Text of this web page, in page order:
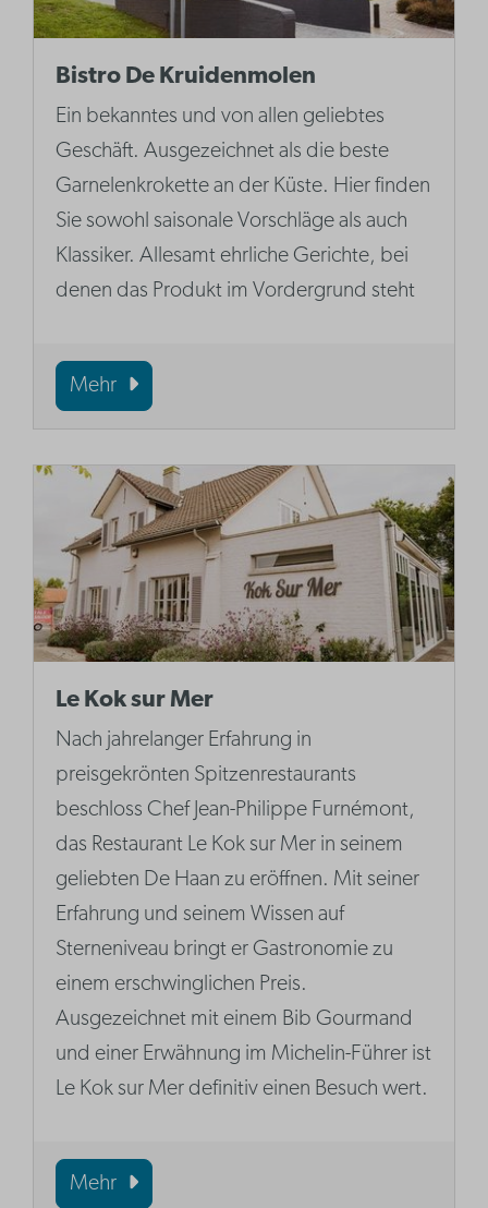
Bistro De Kruidenmolen
Ein bekanntes und von allen geliebtes
Geschäft. Ausgezeichnet als die beste
Garnelenkrokette an der Küste. Hier finden
Sie sowohl saisonale Vorschläge als auch
Klassiker. Allesamt ehrliche Gerichte, bei
denen das Produkt im Vordergrund steht
Mehr
Le Kok sur Mer
Nach jahrelanger Erfahrung in
preisgekrönten Spitzenrestaurants
beschloss Chef Jean-Philippe Furnémont,
das Restaurant Le Kok sur Mer in seinem
geliebten De Haan zu eröffnen. Mit seiner
Erfahrung und seinem Wissen auf
Sterneniveau bringt er Gastronomie zu
einem erschwinglichen Preis.
Ausgezeichnet mit einem Bib Gourmand
und einer Erwähnung im Michelin-Führer ist
Le Kok sur Mer definitiv einen Besuch wert.
Mehr